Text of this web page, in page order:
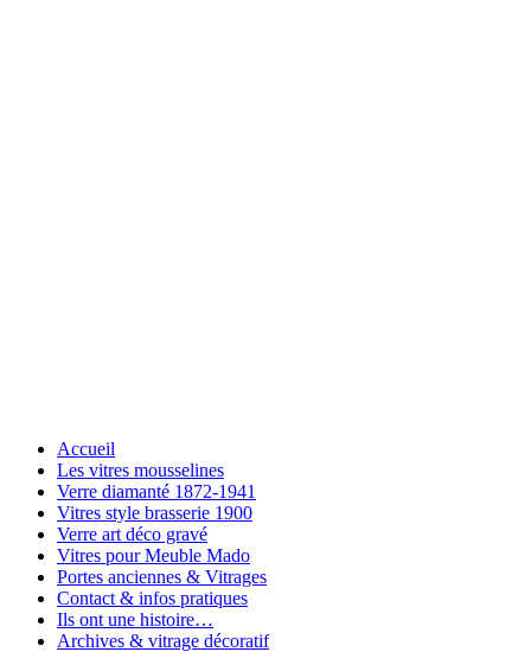
Accueil
Les vitres mousselines
Verre diamanté 1872-1941
Vitres style brasserie 1900
Verre art déco gravé
Vitres pour Meuble Mado
Portes anciennes & Vitrages
Contact & infos pratiques
Ils ont une histoire…
Archives & vitrage décoratif